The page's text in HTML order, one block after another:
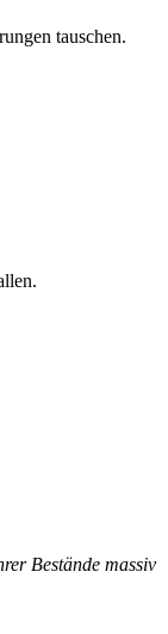
tauschen.
Bestände massiv